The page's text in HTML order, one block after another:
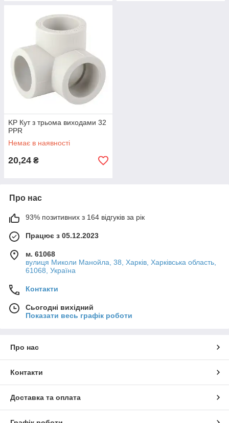
KP Кут з трьома виходами 32
PPR
Немає в наявності
20,24 ₴
Про нас
93% позитивних з 164 відгуків за рік
Працює з 05.12.2023
м. 61068
вулиця Миколи Манойла, 38, Харків, Харківська область,
61068, Україна
Контакти
Сьогодні вихідний
Показати весь графік роботи
Про нас
Контакти
Доставка та оплата